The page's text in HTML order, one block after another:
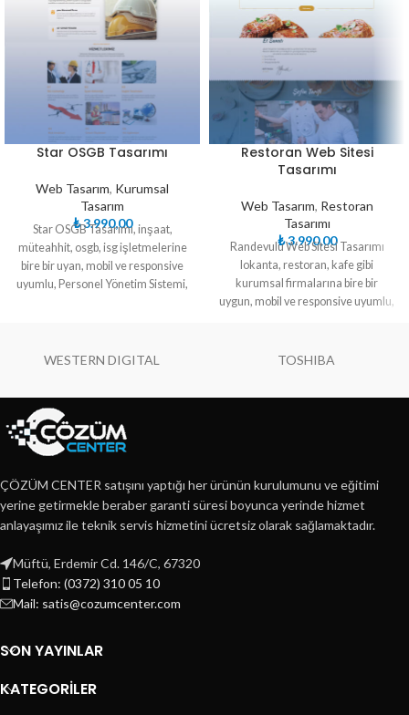
Star OSGB Tasarımı
Web Tasarım, Kurumsal
Tasarım
₺3.990,00
Star OSGB Tasarımı, inşaat,
müteahhit, osgb, isg işletmelerine
bire bir uyan, mobil ve responsive
uyumlu, Personel Yönetim Sistemi,
Restoran Web Sitesi
Tasarımı
Web Tasarım, Restoran
Tasarımı
₺3.990,00
Randevulu Web Sitesi Tasarımı
lokanta, restoran, kafe gibi
kurumsal firmalarına bire bir
uygun, mobil ve responsive uyumlu,
WESTERN DIGITAL TOSHIBA
ÇÖZÜM CENTER satışını yaptığı her ürünün kurulumunu ve eğitimi
yerine getirmekle beraber garanti süresi boyunca yerinde hizmet
anlayaşımız ile teknik servis hizmetini ücretsiz olarak sağlamaktadır.
Müftü, Erdemir Cd. 146/C, 67320
Telefon: (0372) 310 05 10
Mail: satis@cozumcenter.com
SON YAYINLAR
KATEGORILER